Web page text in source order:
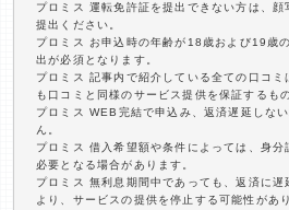
プロミス 運転免許証を提出できない方は、
提出ください。
プロミス お申込時の年齢が18歳および19歳
出が必須となります。
プロミス 記事内で紹介している全ての口コミ
も口コミと同様のサービス提供を保証するも
プロミス WEB完結で申込み、返済遅延しな
ん。
プロミス 借入希望額や条件によっては、身
必要となる場合があります。
プロミス 無利息期間中であっても、返済に遅
より、サービスの提供を停止する可能性があ